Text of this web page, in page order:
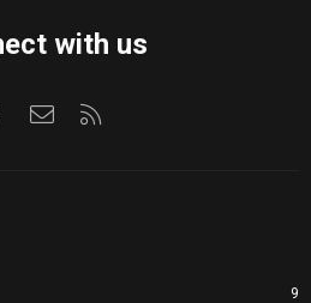
with us
FacebookKontaktirajte nas
9